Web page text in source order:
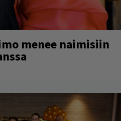
menee naimisiin